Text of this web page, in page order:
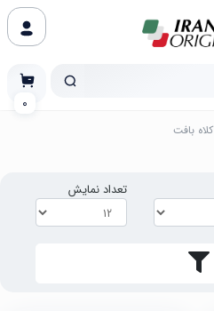
کلاه بافت
تعداد نمایش
0